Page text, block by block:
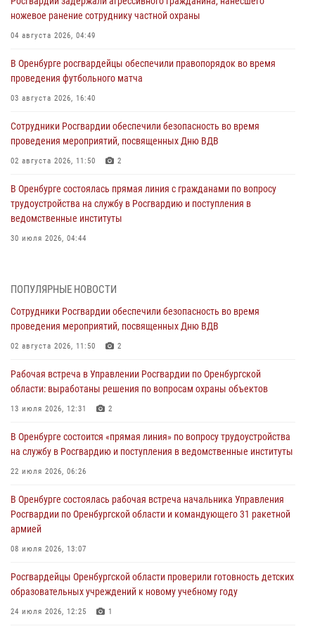
ножевое ранение сотруднику частной охраны
04 августа 2026, 04:49
В Оренбурге росгвардейцы обеспечили правопорядок во время
проведения футбольного матча
03 августа 2026, 16:40
Сотрудники Росгвардии обеспечили безопасность во время
проведения мероприятий, посвященных Дню ВДВ
02 августа 2026, 11:50 2
В Оренбурге состоялась прямая линия с гражданами по вопросу
трудоустройства на службу в Росгвардию и поступления в
ведомственные институты
30 июля 2026, 04:44
28 июля 2026, 09:41 1
Росгвардейцы обеспечили правопорядок на праздновании Дня
ВМФ в Оренбурге
27 июля 2026, 14:36 2
Росгвардейцы предотвратили трагедию: спасен мужчина в тяжелой
жизненной ситуации (ВИДЕО)
26 июля 2026, 14:45 1
Росгвардейцы Оренбургской области проверили готовность детских
образовательных учреждений к новому учебному году
24 июля 2026, 12:25
При силовой поддержке ОМОН «Кобра» Росгвардии в Оренбурге
проведён рейд по строительным объектам
23 июля 2026, 10:47
ПОПУЛЯРНЫЕ НОВОСТИ
Сотрудники Росгвардии обеспечили безопасность во время
проведения мероприятий, посвященных Дню ВДВ
02 августа 2026, 11:50 2
Рабочая встреча в Управлении Росгвардии по Оренбургской
области: выработаны решения по вопросам охраны объектов
13 июля 2026, 12:31 2
В Оренбурге состоится «прямая линия» по вопросу трудоустройства
на службу в Росгвардию и поступления в ведомственные институты
22 июля 2026, 06:26
В Оренбурге состоялась рабочая встреча начальника Управления
Росгвардии по Оренбургской области и командующего 31 ракетной
армией
08 июля 2026, 13:07
Росгвардейцы Оренбургской области проверили готовность детских
образовательных учреждений к новому учебному году
24 июля 2026, 12:25 1